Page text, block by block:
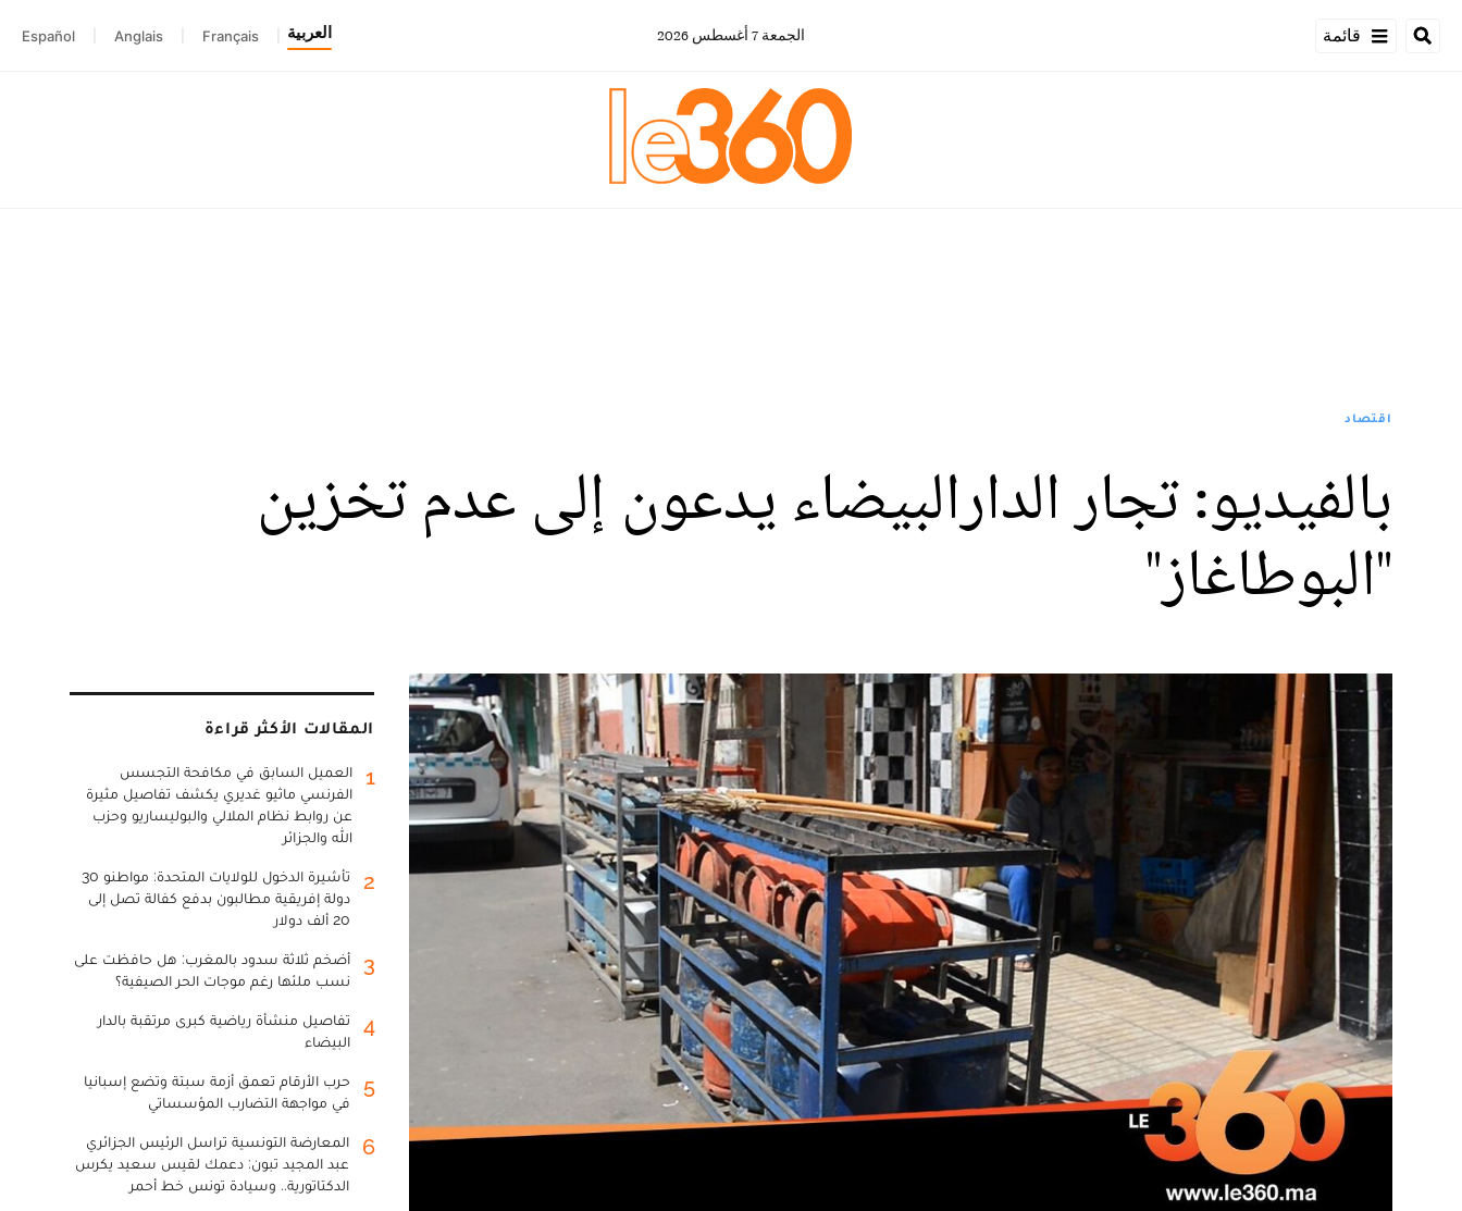
قائمة الجمعة 7 أغسطس 2026 العربية Français
Anglais
Español
اقتصاد
بالفيديو: تجار الدارالبيضاء يدعون إلى عدم تخزين
"البوطاغاز"
المقالات الأكثر قراءة
1
العميل السابق في مكافحة التجسس
الفرنسي ماثيو غديري يكشف تفاصيل مثيرة
عن روابط نظام الملالي والبوليساريو وحزب
الله والجزائر
2
تأشيرة الدخول للولايات المتحدة: مواطنو 30
دولة إفريقية مطالبون بدفع كفالة تصل إلى
20 ألف دولار
3
أضخم ثلاثة سدود بالمغرب: هل حافظت على
نسب ملئها رغم موجات الحر الصيفية؟
4
تفاصيل منشأة رياضية كبرى مرتقبة بالدار
البيضاء
5
حرب الأرقام تعمق أزمة سبتة وتضع إسبانيا
في مواجهة التضارب المؤسساتي
6
المعارضة التونسية تراسل الرئيس الجزائري
عبد المجيد تبون: دعمك لقيس سعيد يكرس
الدكتاتورية.. وسيادة تونس خط أحمر